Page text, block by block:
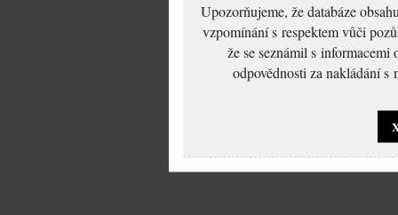
Upozorňujeme, že databáze
vzpomínání s respektem vůči
že se seznámil s
odpovědnosti za nakládání